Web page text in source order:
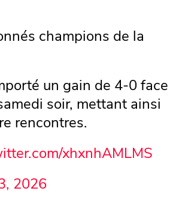
champions de la
un gain de 4-0 face
soir, mettant ainsi
rencontres.
xhxnhAMLMS
2026